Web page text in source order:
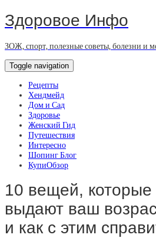
Здоровое Инфо
ЗОЖ, спорт, полезные советы, болезни и
Toggle navigation
Рецепты
Хендмейд
Дом и Сад
Здоровье
Женский Гид
Путешествия
Интересно
Шопинг Блог
КупиОбзор
10 вещей, которые
выдают ваш
и как с этим